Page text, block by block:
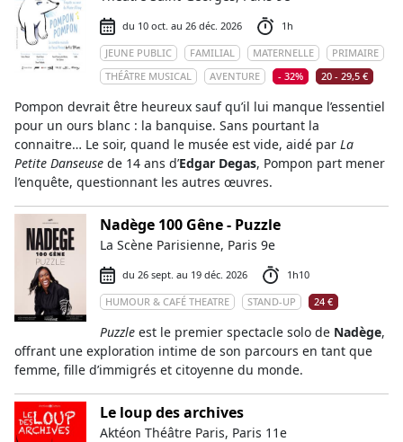
du 10 oct. au 26 déc. 2026
1h
JEUNE PUBLIC
FAMILIAL MATERNELLE
PRIMAIRE
THÉÂTRE MUSICAL
AVENTURE - 32% 20 - 29,5 €
Pompon devrait être heureux sauf qu’il lui manque l’essentiel
pour un ours blanc : la banquise. Sans pourtant la
connaitre… Le soir, quand le musée est vide, aidé par La
Petite Danseuse de 14 ans d’Edgar Degas, Pompon part mener
l’enquête, questionnant les autres œuvres.
Nadège 100 Gêne - Puzzle
La Scène Parisienne, Paris 9e
du 26 sept. au 19 déc. 2026
1h10
HUMOUR & CAFÉ THEATRE
STAND-UP 24 €
Puzzle est le premier spectacle solo de Nadège,
offrant une exploration intime de son parcours en tant que
femme, fille d’immigrés et citoyenne du monde.
Le loup des archives
Aktéon Théâtre Paris, Paris 11e